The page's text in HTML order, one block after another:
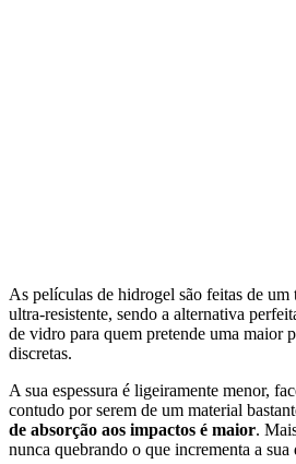
As películas de hidrogel são feitas de
ultra-resistente, sendo a alternativa
de vidro para quem pretende uma maior
discretas.
A sua espessura é ligeiramente menor,
contudo por serem de um material
de absorção aos impactos é maior.
nunca quebrando o que incrementa a sua